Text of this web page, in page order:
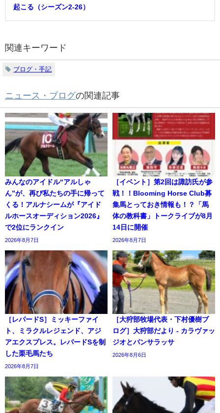
起こる（シーズン2-26）
関連キーワード
ブログ・手記
ニュース・ブログの関連記事
みんなのアイドル“アルしゃ
ん”が、再び私たちの手に帰って
くる！アルナシームが『アイド
ルホースオーディション2026』
で2位にランクイン
2026年8月7日
［イベント］第2回は諏訪氏が参
戦！！Blooming Horse Club募
集馬とっておき情報も！？「馬
体の教科書」トークライブが8月
14日に開催
2026年8月7日
［レパードS］ミッキーファイ
ト、ミラクルレジェンド、アジ
アエクスプレス。レパードSを制
した栗毛馬たち
2026年8月7日
［大狩部牧場代表・下村優樹ブ
ログ］大狩部だより - カラヴァッ
ジオとパンサラッサ
2026年8月6日